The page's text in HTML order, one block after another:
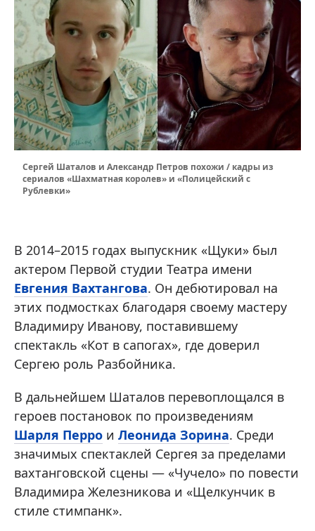
Сергей Шаталов и Александр Петров похожи / кадры из
сериалов «Шахматная королев» и «Полицейский с
Рублевки»
В 2014–2015 годах выпускник «Щуки» был
актером Первой студии Театра имени
Евгения Вахтангова. Он дебютировал на
этих подмостках благодаря своему мастеру
Владимиру Иванову, поставившему
спектакль «Кот в сапогах», где доверил
Сергею роль Разбойника.
В дальнейшем Шаталов перевоплощался в
героев постановок по произведениям
Шарля Перро и Леонида Зорина. Среди
значимых спектаклей Сергея за пределами
вахтанговской сцены — «Чучело» по повести
Владимира Железникова и «Щелкунчик в
стиле стимпанк».